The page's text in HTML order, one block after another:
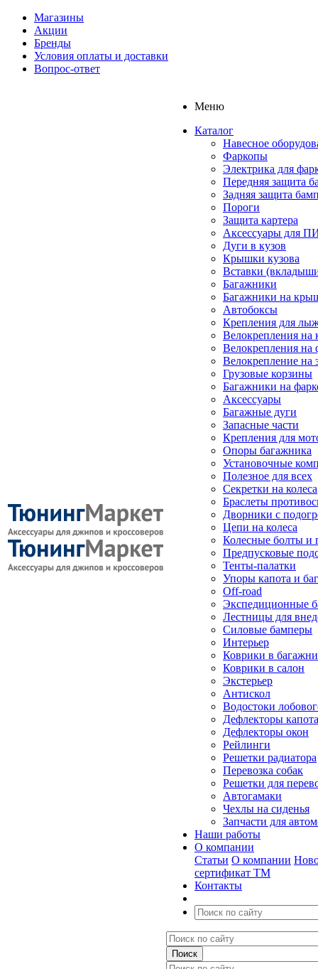
Магазины
Акции
Бренды
Условия оплаты и доставки
Вопрос-ответ
Меню
Каталог
Навесное
Фаркопы
Электрика для
Передняя защита
Задняя защита
Пороги
Защита картера
Аксессуары для
Дуги в кузов
Крышки кузова
Вставки
Багажники
Багажники на
Автобоксы
Крепления для
Велокрепления
Велокрепления на
Велокрепление на
Грузовые корзины
Багажники на
Аксессуары
Багажные дуги
Запасные части
Крепления для
Опоры багажника
Установочные
Полезное для всех
Секретки на колеса
Браслеты
Дворники с
Цепи на колеса
Колесные болты и
Предпусковые
Тенты-палатки
Упоры капота и
Off-road
Экспедиционные
Лестницы для
Силовые бамперы
Интерьер
Коврики в
Коврики в салон
Экстерьер
Антискол
Водостоки
Дефлекторы капота
Дефлекторы окон
Рейлинги
Решетки радиатора
Перевозка собак
Решетки для
Автогамаки
Чехлы на сиденья
Запчасти для
Наши работы
О компании
Статьи О компании
сертификат ТМ
Контакты